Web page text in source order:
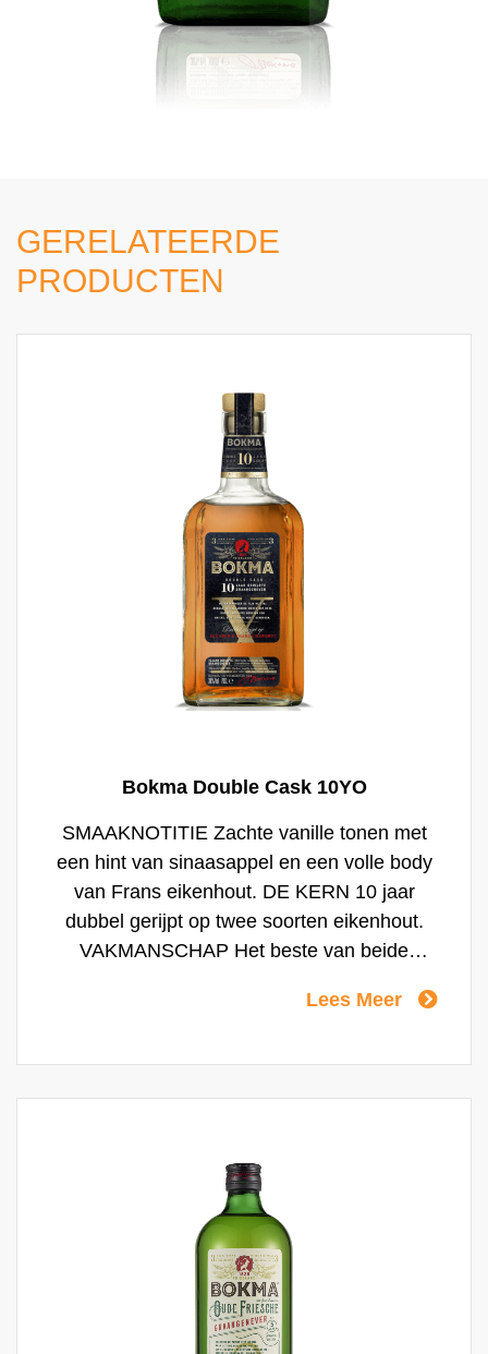
GERELATEERDE
PRODUCTEN
Bokma Double Cask 10YO
SMAAKNOTITIE Zachte vanille tonen met
een hint van sinaasappel en een volle body
van Frans eikenhout. DE KERN 10 jaar
dubbel gerijpt op twee soorten eikenhout.
VAKMANSCHAP Het beste van beide
samen met een (triple) bier
Lees Meer